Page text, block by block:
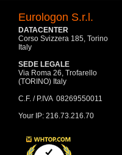
Eurologon S.r.l.
DATACENTER
Corso Svizzera 185, Torino
Italy
SEDE LEGALE
Via Roma 26, Trofarello
(TORINO) Italy
C.F. / P.IVA 08269550011
Your IP: 216.73.216.70